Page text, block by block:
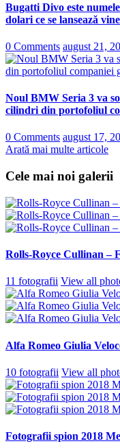
Bugatti Divo este
dolari ce se lansează
0 Comments august 21,
Noul BMW Seria 3 va
cilindri din portofoliul
0 Comments august 17,
Arată mai multe articole
Cele mai noi galerii
Rolls-Royce Cullinan –
11 fotografii View all
Alfa Romeo Giulia
10 fotografii View all
Fotografii spion 2018